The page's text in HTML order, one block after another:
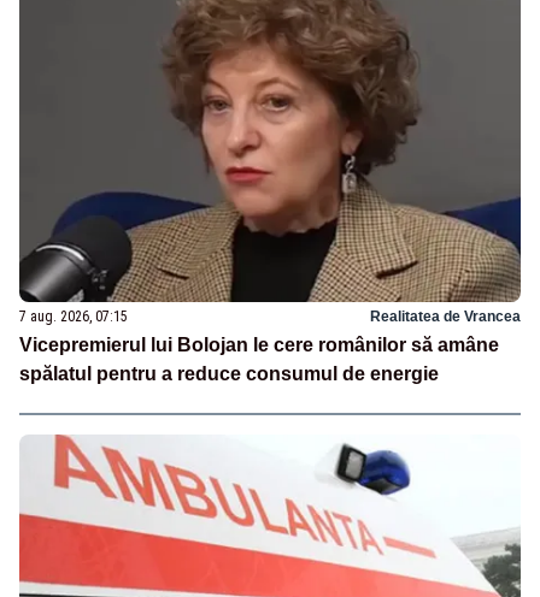
7 aug. 2026, 07:15 Realitatea de Vrancea
Vicepremierul lui Bolojan le cere românilor să amâne
spălatul pentru a reduce consumul de energie